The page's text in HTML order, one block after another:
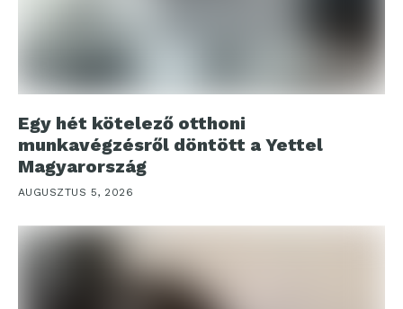
Egy hét kötelező otthoni
munkavégzésről döntött a Yettel
Magyarország
AUGUSZTUS 5, 2026